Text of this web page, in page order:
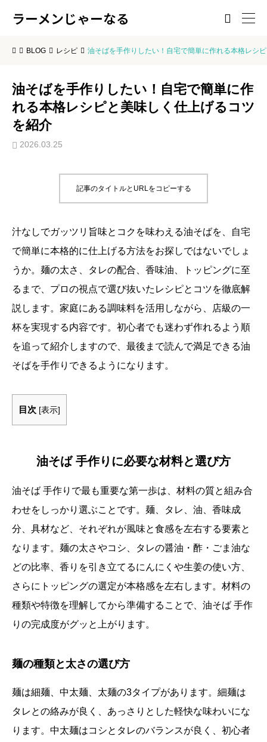
ラーメンじゃーなる 
BLOG レシピ 油そばを手作りしたい！自宅で簡単に作れる本格レシ
油そばを手作りしたい！自宅で簡単に作
れる本格レシピと美味しく仕上げるコツ
を紹介
2026.03.25
記事のタイトルとURLをコピーする
汁なしでガッツリ旨味とコクを味わえる油そばを、自宅
で簡単に本格的に仕上げる方法をお探しではないでしょ
うか。麺の太さ、タレの配合、香味油、トッピングに至
るまで、プロの視点で選び抜いたレシピとコツを徹底解
説します。家庭にある調味料を活用しながら、店級の一
杯を実現する内容です。初心者でも迷わず作れるよう順
を追って紹介しますので、最後まで読んで満足できる油
そばを手作りできるようになります。
目次 [表示]
油そば 手作りに必要な材料と選び方
油そば 手作りで最も重要な第一歩は、材料の質と組み合
わせをしっかり選ぶことです。麺、タレ、油、香味成
分、具材など、それぞれが風味と食感を左右する要素と
なります。麺の太さやコシ、タレの醤油・酢・ごま油な
どの比率、香りを引き立てるにんにくや生姜の使い方、
さらにトッピングの選定が本格感を左右します。材料の
種類や特徴を理解してから準備することで、油そば 手作
りの完成度がグッと上がります。
麺の種類と太さの選び方
麺は細麺、中太麺、太麺の3タイプがあります。細麺は
タレとの絡みが良く、あっさりとした軽快な味わいにな
ります。中太麺はコシとタレのバランスが良く、初心者